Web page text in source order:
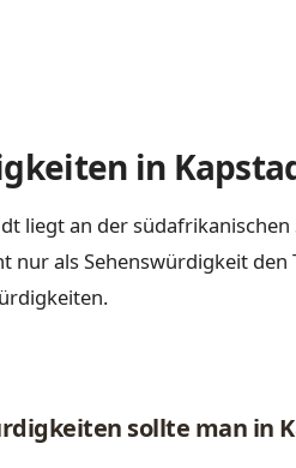
in
liegt an der
nur als Sehenswürdigkeit
sollte man in